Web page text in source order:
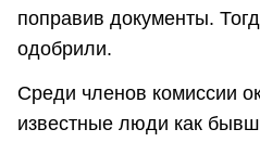
поправив документы.
одобрили.
Среди членов комиссии
известные люди как